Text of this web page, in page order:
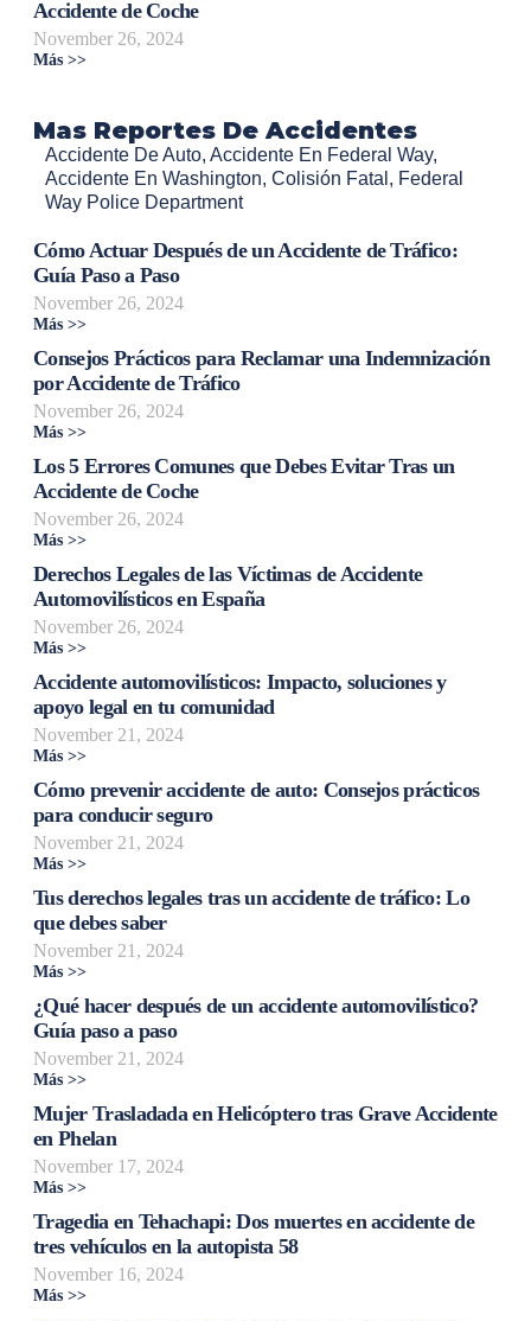
Accidente de Coche
November 26, 2024
Más >>
Mas Reportes De Accidentes
Accidente De Auto, Accidente En Federal Way,
Accidente En Washington, Colisión Fatal , Federal
Way Police Department
Cómo Actuar Después de un Accidente de Tráfico:
Guía Paso a Paso
November 26, 2024
Más >>
Consejos Prácticos para Reclamar una Indemnización
por Accidente de Tráfico
November 26, 2024
Más >>
Los 5 Errores Comunes que Debes Evitar Tras un
Accidente de Coche
November 26, 2024
Más >>
Derechos Legales de las Víctimas de Accidente
Automovilísticos en España
November 26, 2024
Más >>
Accidente automovilísticos: Impacto, soluciones y
apoyo legal en tu comunidad
November 21, 2024
Más >>
Cómo prevenir accidente de auto: Consejos prácticos
para conducir seguro
November 21, 2024
Más >>
Tus derechos legales tras un accidente de tráfico: Lo
que debes saber
November 21, 2024
Más >>
¿Qué hacer después de un accidente automovilístico?
Guía paso a paso
November 21, 2024
Más >>
Mujer Trasladada en Helicóptero tras Grave Accidente
en Phelan
November 17, 2024
Más >>
Tragedia en Tehachapi: Dos muertes en accidente de
tres vehículos en la autopista 58
November 16, 2024
Más >>